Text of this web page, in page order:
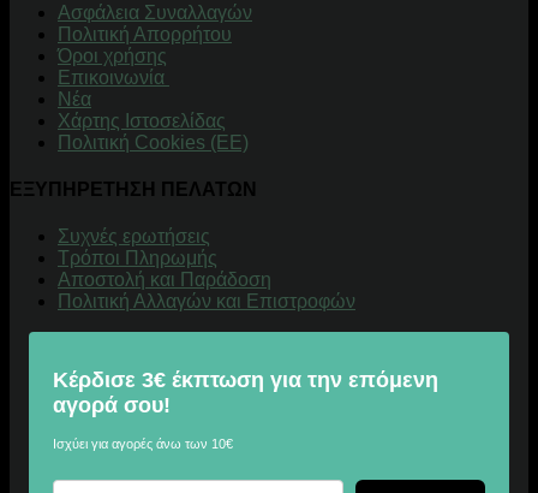
Aσφάλεια Συναλλαγών
Πολιτική Απορρήτου
Όροι χρήσης
Επικοινωνία
Νέα
Χάρτης Ιστοσελίδας
Πολιτική Cookies (ΕΕ)
ΕΞΥΠΗΡΕΤΗΣΗ ΠΕΛΑΤΩΝ
Συχνές ερωτήσεις
Τρόποι Πληρωμής
Αποστολή και Παράδοση
Πολιτική Αλλαγών και Επιστροφών
Κέρδισε 3€ έκπτωση για την επόμενη
αγορά σου!
Ισχύει για αγορές άνω των 10€